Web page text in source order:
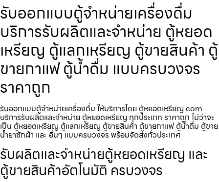
รับออกแบบตู้จำหน่ายเครื่องดื่ม
บริการรับผลิตและจำหน่าย ตู้หยอด
เหรียญ ตู้แลกเหรียญ ตู้ขายสินค้า ตู้
ขายกาแฟ ตู้น้ำดื่ม แบบครบวงจร
ราคาถูก
รับออกแบบตู้จำหน่ายเครื่องดื่ม ให้บริการโดย ตู้หยอดเหรียญ.com
บริการรับผลิตและจำหน่าย ตู้หยอดเหรียญ ทุกประเภท ราคาถูก ไม่ว่าจะ
เป็น ตู้หยอดเหรียญ ตู้แลกเหรียญ ตู้ขายสินค้า ตู้ขายกาแฟ ตู้น้ำดื่ม ตู้ขาย
น้ำยาซักผ้า และ อื่นๆ แบบครบวงจร พร้อมจัดส่งทั่วประเทศ
รับผลิตและจำหน่ายตู้หยอดเหรียญ และ
ตู้ขายสินค้าอัตโนมัติ ครบวงจร